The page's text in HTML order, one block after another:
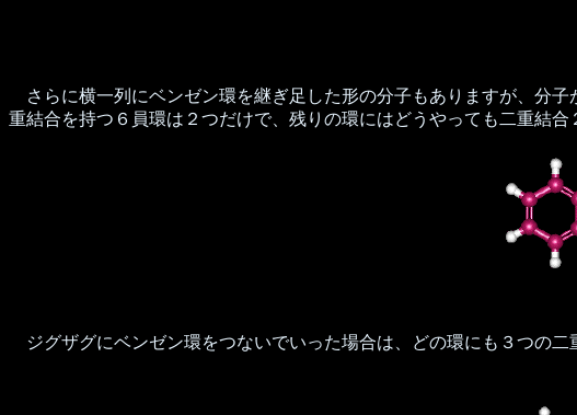
さらに横一列にベンゼン環を継ぎ足した形の分子もありますが、分
重結合を持つ６員環は２つだけで、残りの環にはどうやっても二重結
ジグザグにベンゼン環をつないでいった場合は、どの環にも３つの二